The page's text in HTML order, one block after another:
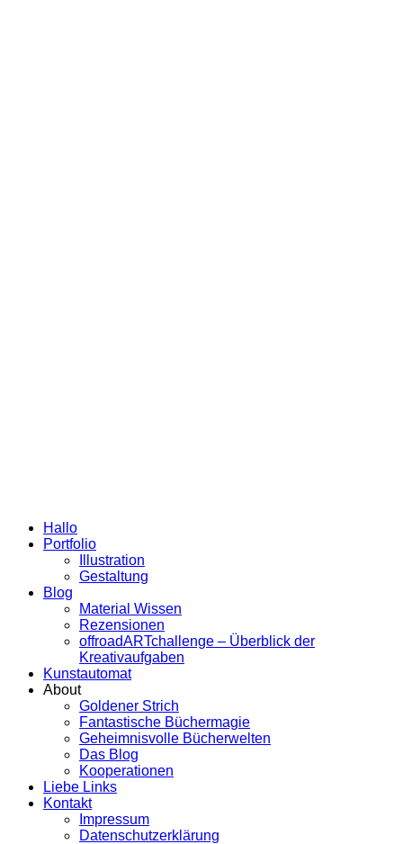
Hallo
Portfolio
Illustration
Gestaltung
Blog
Material Wissen
Rezensionen
offroadARTchallenge – Überblick der
Kreativaufgaben
Kunstautomat
About
Goldener Strich
Fantastische Büchermagie
Geheimnisvolle Bücherwelten
Das Blog
Kooperationen
Liebe Links
Kontakt
Impressum
Datenschutzerklärung